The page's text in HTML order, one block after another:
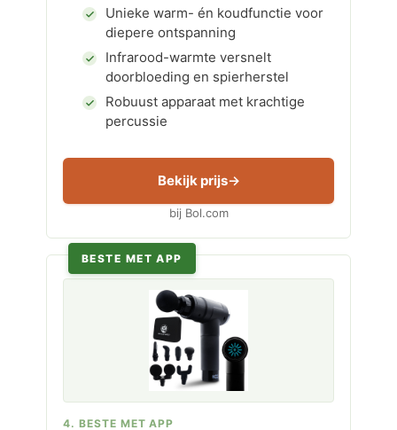
Unieke warm- én koudfunctie voor
diepere ontspanning
Infrarood-warmte versnelt
doorbloeding en spierherstel
Robuust apparaat met krachtige
percussie
Bekijk prijs
bij Bol.com
BESTE MET APP
4. BESTE MET APP